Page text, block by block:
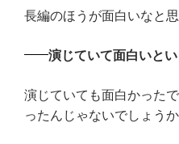
長編のほうが面白いなと思
演じていて面白いと
演じていても面白かった
ったんじゃないでしょうか